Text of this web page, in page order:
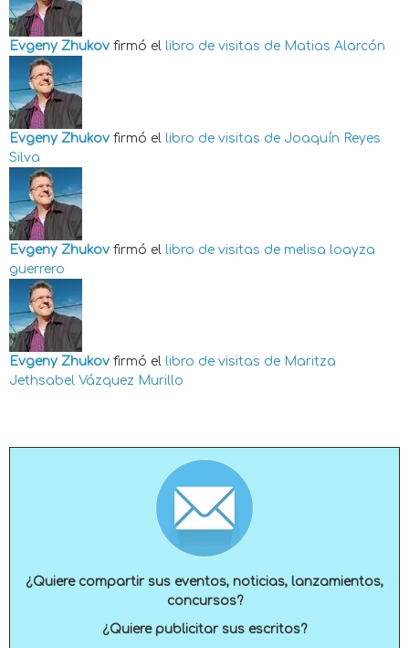
Evgeny Zhukov firmó el libro de visitas de Matias Alarcón
Evgeny Zhukov firmó el libro de visitas de Joaquín Reyes
Silva
Evgeny Zhukov firmó el libro de visitas de melisa loayza
guerrero
Evgeny Zhukov firmó el libro de visitas de Maritza
Jethsabel Vázquez Murillo
¿Quiere compartir sus eventos, noticias, lanzamientos,
concursos?
¿Quiere publicitar sus escritos?